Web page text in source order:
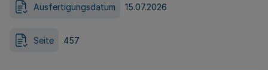
Ausfertigungsdatum 15.07.2026
Seite 457